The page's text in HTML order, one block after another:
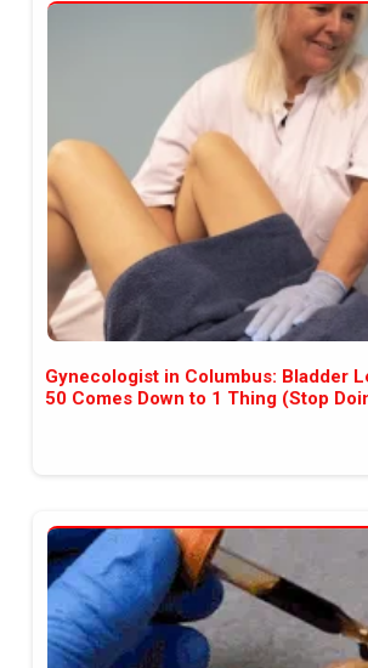
Gynecologist in Columbus: Bladder
50 Comes Down to 1 Thing (Stop